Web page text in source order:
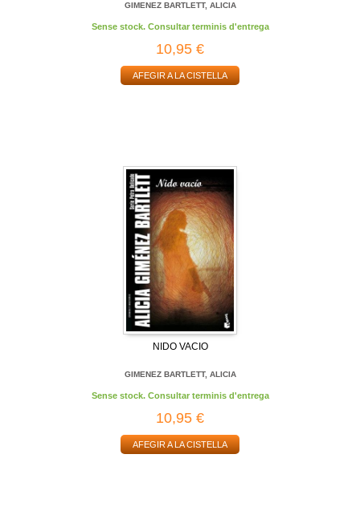
GIMENEZ BARTLETT, ALICIA
Sense stock. Consultar terminis d'entrega
10,95 €
AFEGIR A LA CISTELLA
NIDO VACIO
GIMENEZ BARTLETT, ALICIA
Sense stock. Consultar terminis d'entrega
10,95 €
AFEGIR A LA CISTELLA